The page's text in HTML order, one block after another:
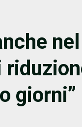
giorni”